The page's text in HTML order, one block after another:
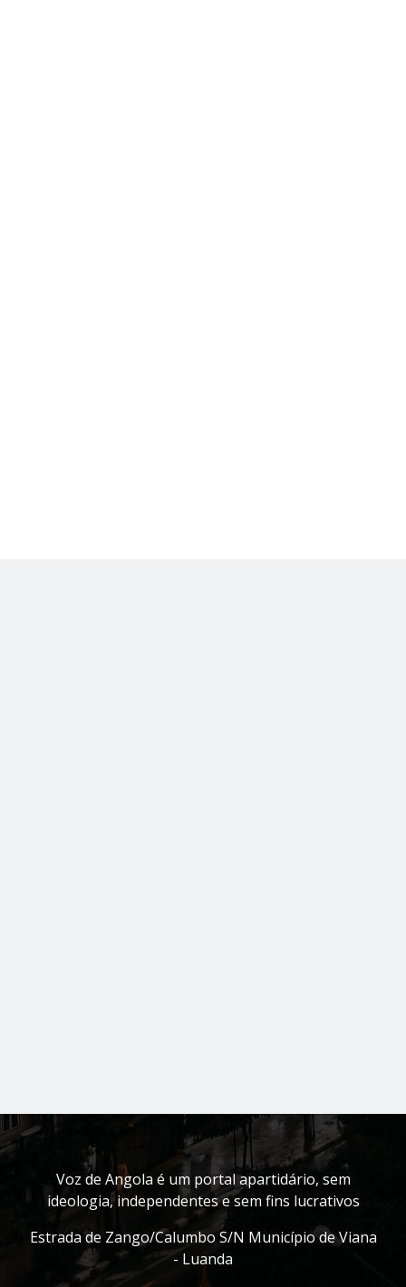
Voz de Angola é um portal apartidário, sem
ideologia, independentes e sem fins lucrativos
Estrada de Zango/Calumbo S/N Município de Viana
- Luanda